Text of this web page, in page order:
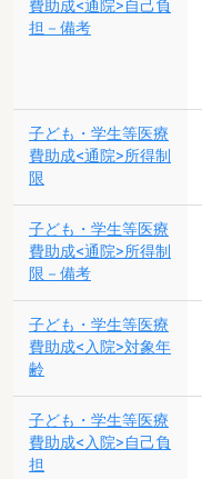
費助成<通院>自己負
担－備考
子ども・学生等医療
費助成<通院>所得制
限
子ども・学生等医療
費助成<通院>所得制
限－備考
子ども・学生等医療
費助成<入院>対象年
齢
子ども・学生等医療
費助成<入院>自己負
担